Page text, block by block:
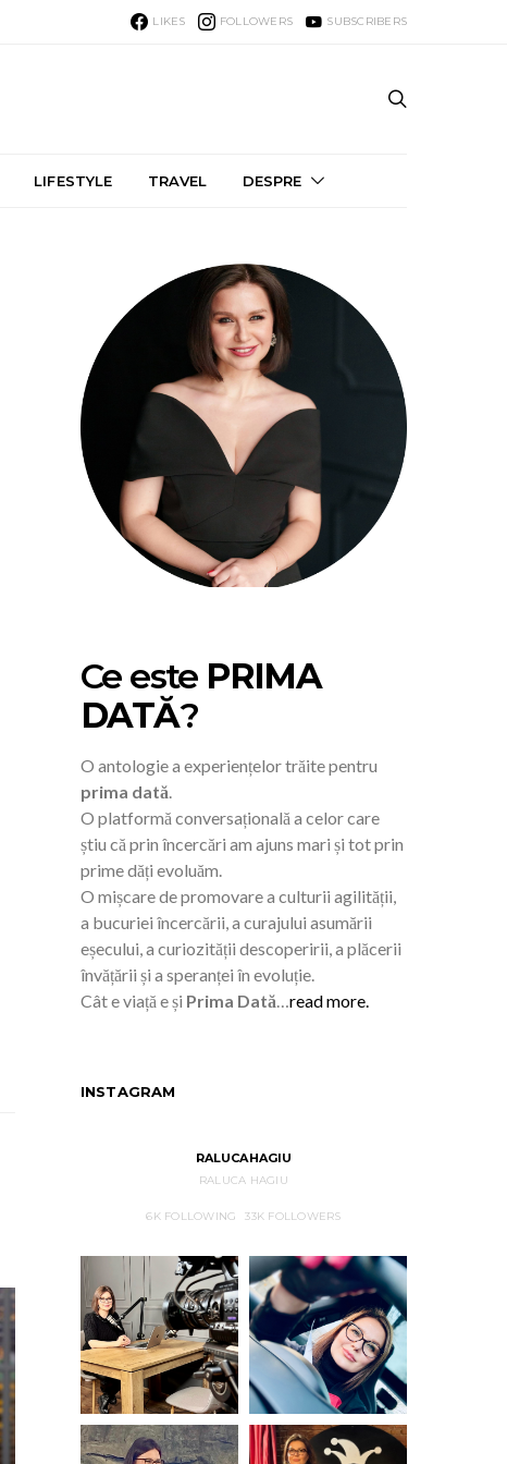
LIKES FOLLOWERS SUBSCRIBERS
LIFESTYLE TRAVEL DESPRE
Ce este PRIMA
DATĂ?
O antologie a experiențelor trăite pentru
prima dată.
O platformă conversațională a celor care
știu că prin încercări am ajuns mari și tot prin
prime dăți evoluăm.
O mișcare de promovare a culturii agilității,
a bucuriei încercării, a curajului asumării
eșecului, a curiozității descoperirii, a plăcerii
învățării și a speranței în evoluție.
Cât e viață e și Prima Dată…read more.
INSTAGRAM
RALUCAHAGIU
RALUCA HAGIU
6KFOLLOWING 33K FOLLOWERS